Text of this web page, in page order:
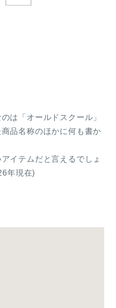
は「オールドスクール」
品名称のほかに何も書か
イテムだと言えるでしょ
年現在)